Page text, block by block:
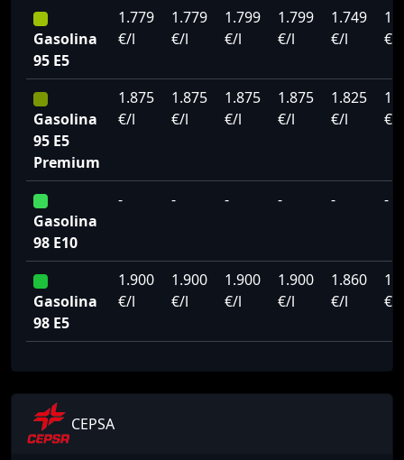
Gasolina
95 E5
1.779
€/l
1.779
€/l
1.799
€/l
1.799
€/l
1.749
€/l
€/l
Gasolina
95 E5
Premium
1.875
€/l
1.875
€/l
1.875
€/l
1.875
€/l
1.825
€/l
€/l
Gasolina
98 E10
- - - - - -
Gasolina
98 E5
1.900
€/l
1.900
€/l
1.900
€/l
1.900
€/l
1.860
€/l
€/l
CEPSA